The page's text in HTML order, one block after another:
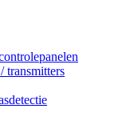
transmitters